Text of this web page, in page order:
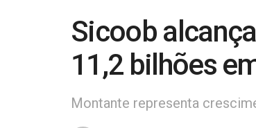
Sicoob
11,2 bilhões
Montante representa